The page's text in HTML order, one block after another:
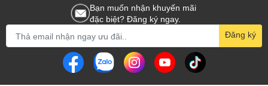
Bạn muốn nhận khuyến mãi
đặc biệt? Đăng ký ngay.
Đăng ký